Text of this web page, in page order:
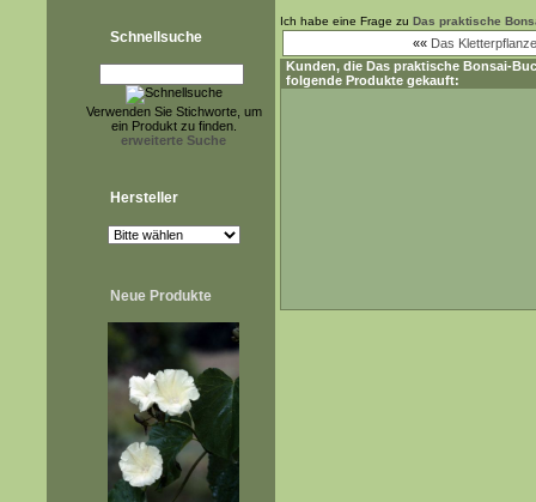
Schnellsuche
Verwenden Sie Stichworte, um
ein Produkt zu finden.
erweiterte Suche
Hersteller
Neue Produkte
Ich habe eine Frage zu Das praktische
«« Das
Kunden, die Das praktische Bonsai-
folgende Produkte gekauft: